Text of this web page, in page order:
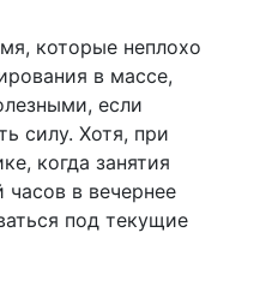
которые неплохо
в массе,
если
силу. Хотя, при
когда занятия
в вечернее
под текущие